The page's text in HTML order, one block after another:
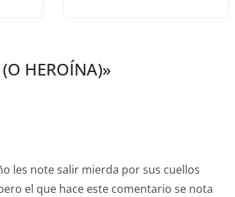
(O HEROÍNA)»
les note salir mierda por sus cuellos
el que hace este comentario se nota